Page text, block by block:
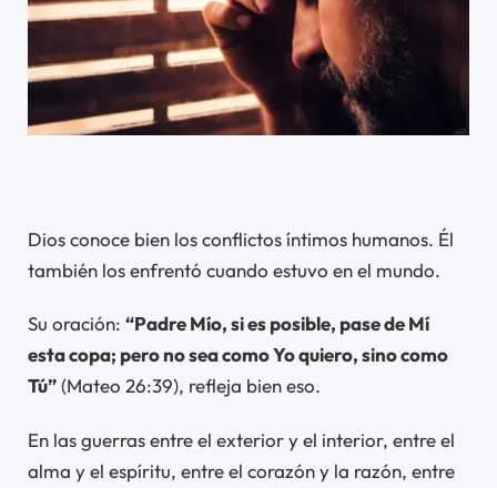
Dios conoce bien los conflictos íntimos humanos. Él
también los enfrentó cuando estuvo en el mundo.
Su oración: “Padre Mío, si es posible, pase de Mí
esta copa; pero no sea como Yo quiero, sino como
Tú”(Mateo 26:39), refleja bien eso.
En las guerras entre el exterior y el interior, entre el
alma y el espíritu, entre el corazón y la razón, entre